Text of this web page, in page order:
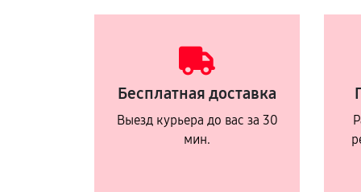
Бесплатная доставка
Выезд курьера до вас за 30
мин.